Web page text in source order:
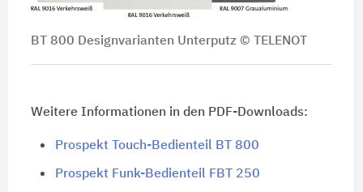
BT 800 Designvarianten Unterputz © TELENOT
Weitere Informationen in den PDF-Downloads:
Prospekt Touch-Bedienteil BT 800
Prospekt Funk-Bedienteil FBT 250